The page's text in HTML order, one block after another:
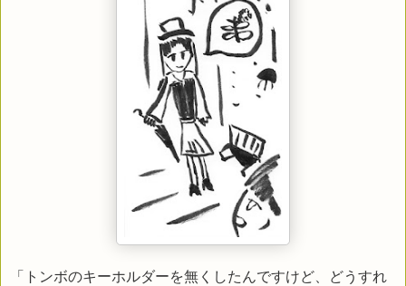
「トンボのキーホルダーを無くしたんですけど、どうすれ